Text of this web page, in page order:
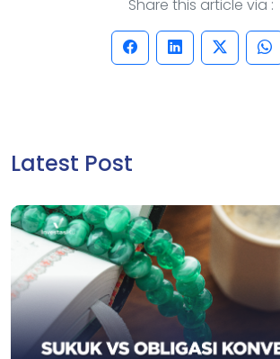
Share this article via :
Latest Post